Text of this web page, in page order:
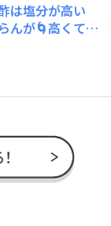
は塩分が高い
んが🌀高くて、